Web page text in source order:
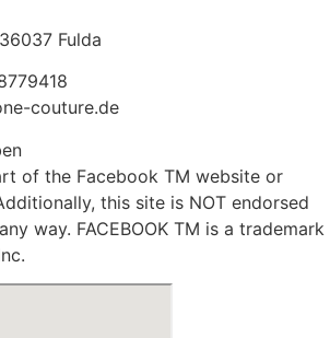
Fulda
couture.de
of the Facebook TM website or
this site is NOT endorsed
way. FACEBOOK TM is a trademark